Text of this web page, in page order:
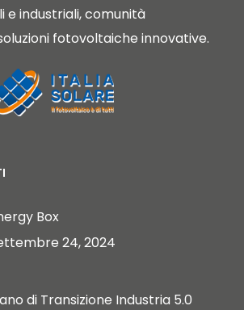
e industriali, comunità
fotovoltaiche innovative.
Box
24, 2024
di Transizione Industria 5.0